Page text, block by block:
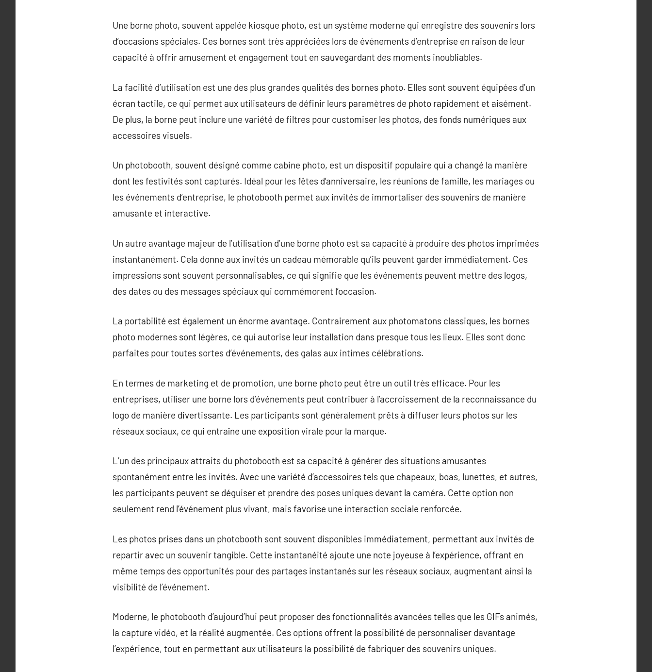
Une borne photo, souvent appelée kiosque photo, est un système moderne qui enregistre des souvenirs lors
d’occasions spéciales. Ces bornes sont très appréciées lors de événements d’entreprise en raison de leur
capacité à offrir amusement et engagement tout en sauvegardant des moments inoubliables.
La facilité d’utilisation est une des plus grandes qualités des bornes photo. Elles sont souvent équipées d’un
écran tactile, ce qui permet aux utilisateurs de définir leurs paramètres de photo rapidement et aisément.
De plus, la borne peut inclure une variété de filtres pour customiser les photos, des fonds numériques aux
accessoires visuels.
Un photobooth, souvent désigné comme cabine photo, est un dispositif populaire qui a changé la manière
dont les festivités sont capturés. Idéal pour les fêtes d’anniversaire, les réunions de famille, les mariages ou
les événements d’entreprise, le photobooth permet aux invités de immortaliser des souvenirs de manière
amusante et interactive.
Un autre avantage majeur de l’utilisation d’une borne photo est sa capacité à produire des photos imprimées
instantanément. Cela donne aux invités un cadeau mémorable qu’ils peuvent garder immédiatement. Ces
impressions sont souvent personnalisables, ce qui signifie que les événements peuvent mettre des logos,
des dates ou des messages spéciaux qui commémorent l’occasion.
La portabilité est également un énorme avantage. Contrairement aux photomatons classiques, les bornes
photo modernes sont légères, ce qui autorise leur installation dans presque tous les lieux. Elles sont donc
parfaites pour toutes sortes d’événements, des galas aux intimes célébrations.
En termes de marketing et de promotion, une borne photo peut être un outil très efficace. Pour les
entreprises, utiliser une borne lors d’événements peut contribuer à l’accroissement de la reconnaissance du
logo de manière divertissante. Les participants sont généralement prêts à diffuser leurs photos sur les
réseaux sociaux, ce qui entraîne une exposition virale pour la marque.
L’un des principaux attraits du photobooth est sa capacité à générer des situations amusantes
spontanément entre les invités. Avec une variété d’accessoires tels que chapeaux, boas, lunettes, et autres,
les participants peuvent se déguiser et prendre des poses uniques devant la caméra. Cette option non
seulement rend l’événement plus vivant, mais favorise une interaction sociale renforcée.
Les photos prises dans un photobooth sont souvent disponibles immédiatement, permettant aux invités de
repartir avec un souvenir tangible. Cette instantanéité ajoute une note joyeuse à l’expérience, offrant en
même temps des opportunités pour des partages instantanés sur les réseaux sociaux, augmentant ainsi la
visibilité de l’événement.
Moderne, le photobooth d’aujourd’hui peut proposer des fonctionnalités avancées telles que les GIFs animés,
la capture vidéo, et la réalité augmentée. Ces options offrent la possibilité de personnaliser davantage
l’expérience, tout en permettant aux utilisateurs la possibilité de fabriquer des souvenirs uniques.